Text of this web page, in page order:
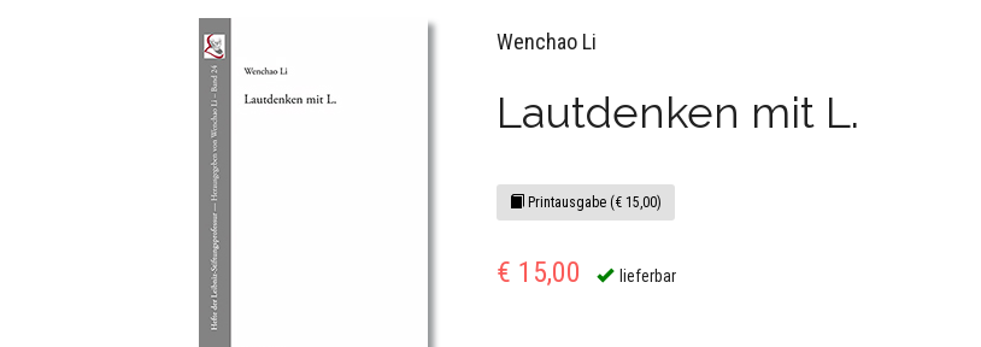
Wenchao Li
Lautdenken mit L.
Printausgabe (€ 15,00)
€ 15,00 lieferbar